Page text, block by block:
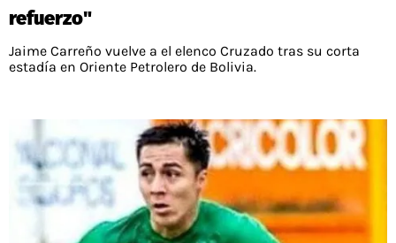
refuerzo"
Jaime Carreño vuelve a el elenco Cruzado tras su corta
estadía en Oriente Petrolero de Bolivia.